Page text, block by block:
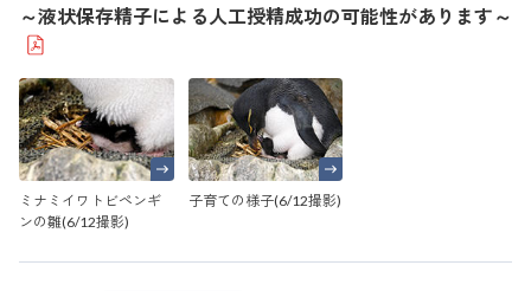
～液状保存精子による人工授精成功の可能性があります～
ミナミイワトビペンギ
ンの雛(6/12撮影)
子育ての様子(6/12撮影)